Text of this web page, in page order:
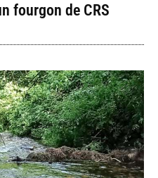
fourgon de CRS